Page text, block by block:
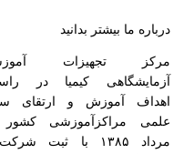
درباره ما بیشتر بدانید
مرکز تجهیزات
آزمایشگاهی کیمیا در
اهداف آموزش و ارتقای
علمی مراکزآموزشی کشور
مرداد ۱۳۸۵ با ثبت شرکت